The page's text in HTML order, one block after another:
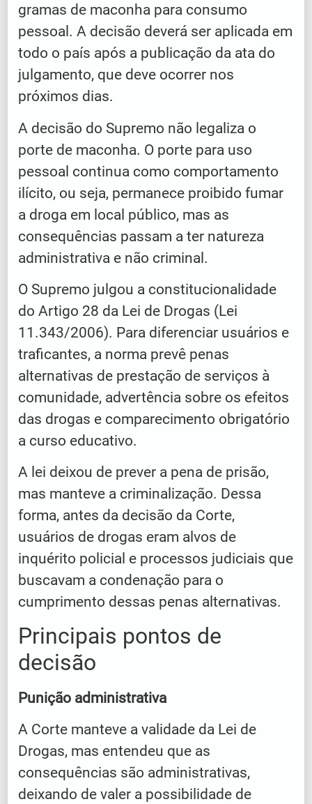
gramas de maconha para consumo
pessoal. A decisão deverá ser aplicada em
todo o país após a publicação da ata do
julgamento, que deve ocorrer nos
próximos dias.
A decisão do Supremo não legaliza o
porte de maconha. O porte para uso
pessoal continua como comportamento
ilícito, ou seja, permanece proibido fumar
a droga em local público, mas as
consequências passam a ter natureza
administrativa e não criminal.
O Supremo julgou a constitucionalidade
do Artigo 28 da Lei de Drogas (Lei
11.343/2006). Para diferenciar usuários e
traficantes, a norma prevê penas
alternativas de prestação de serviços à
comunidade, advertência sobre os efeitos
das drogas e comparecimento obrigatório
a curso educativo.
A lei deixou de prever a pena de prisão,
mas manteve a criminalização. Dessa
forma, antes da decisão da Corte,
usuários de drogas eram alvos de
inquérito policial e processos judiciais que
buscavam a condenação para o
cumprimento dessas penas alternativas.
Principais pontos de
decisão
Punição administrativa
A Corte manteve a validade da Lei de
Drogas, mas entendeu que as
consequências são administrativas,
deixando de valer a possibilidade de